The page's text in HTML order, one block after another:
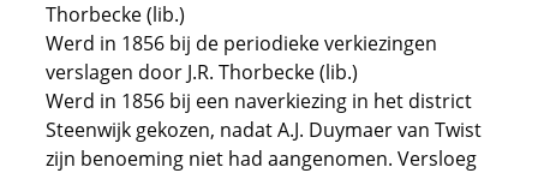
Thorbecke (lib.)
Werd in 1856 bij de periodieke verkiezingen
verslagen door J.R. Thorbecke (lib.)
Werd in 1856 bij een naverkiezing in het district
Steenwijk gekozen, nadat A.J. Duymaer van Twist
zijn benoeming niet had aangenomen. Versloeg